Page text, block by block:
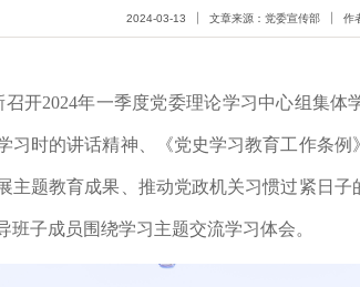
2024-03-13 文章来源：党委宣传部 作
召开2024年一季度党委理论学习中心组集体
习时的讲话精神、《党史学习教育工作条
主题教育成果、推动党政机关习惯过紧日子
子成员围绕学习主题交流学习体会。